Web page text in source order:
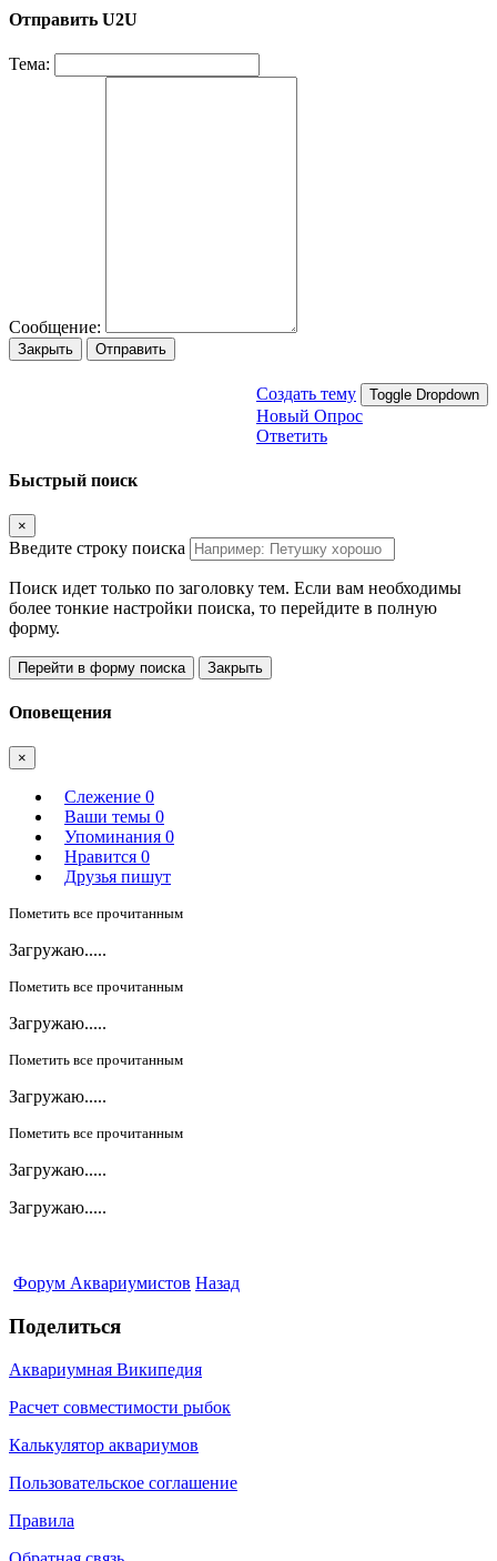
Отправить U2U
Тема:
Сообщение:
Закрыть Отправить
Создать тему Toggle Dropdown
Новый Опрос
Ответить
Быстрый поиск
×
Введите строку поиска
Поиск идет только по заголовку тем. Если вам необходимы
более тонкие настройки поиска, то перейдите в полную
форму.
Перейти в форму поиска Закрыть
Оповещения
×
Слежение 0
Ваши темы 0
Упоминания 0
Нравится 0
Друзья пишут
Пометить все прочитанным
Загружаю.....
Пометить все прочитанным
Загружаю.....
Пометить все прочитанным
Загружаю.....
Пометить все прочитанным
Загружаю.....
Загружаю.....
Форум Аквариумистов Назад
Поделиться
Аквариумная Википедия
Расчет совместимости рыбок
Калькулятор аквариумов
Пользовательское соглашение
Правила